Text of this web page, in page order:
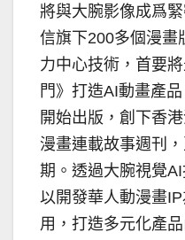
將與大腕影像成爲
信旗下200多個漫畫
力中心技術，首要
門》打造AI動畫產
開始出版，創下香
漫畫連載故事週刊
期。透過大腕視覺
以開發華人動漫畫
用，打造多元化產